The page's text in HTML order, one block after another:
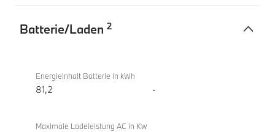
Batterie/Laden 2
eDrive40
Touring
Energieinhalt Batterie in kWh
81,2 -
Maximale Ladeleistung AC in Kw